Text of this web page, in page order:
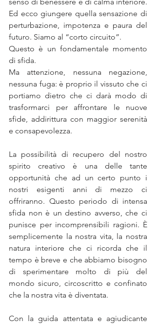
senso di benessere e di calma interiore.
Ed ecco giungere quella sensazione di
perturbazione, impotenza e paura del
futuro. Siamo al “corto circuito”.
Questo è un fondamentale momento
di sfida.
Ma attenzione, nessuna negazione,
nessuna fuga: è proprio il vissuto che ci
portiamo dietro che ci darà modo di
trasformarci per affrontare le nuove
sfide, addirittura con maggior serenità
e consapevolezza.
La possibilità di recupero del nostro
spirito creativo è una delle tante
opportunità che ad un certo punto i
nostri esigenti anni di mezzo ci
offriranno. Questo periodo di intensa
sfida non è un destino avverso, che ci
punisce per incomprensibili ragioni. È
semplicemente la nostra vita, la nostra
natura interiore che ci ricorda che il
tempo è breve e che abbiamo bisogno
di sperimentare molto di più del
mondo sicuro, circoscritto e confinato
che la nostra vita è diventata.
Con la guida attentata e agiudicante